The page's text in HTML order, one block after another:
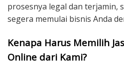
prosesnya legal dan terjamin,
segera memulai bisnis Anda
Kenapa Harus Memilih
Online dari Kami?